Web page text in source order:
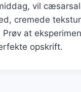
vil
cremede
Prøv at
opskrift.